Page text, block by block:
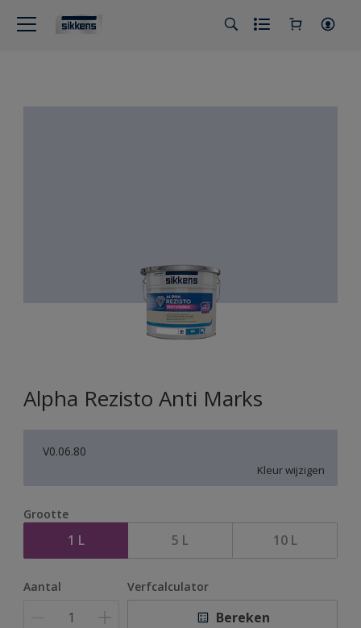
Alpha Rezisto Anti Marks
V0.06.80
Kleur wijzigen
Grootte
1 L 5 L 10 L
Aantal Verfcalculator
Bereken